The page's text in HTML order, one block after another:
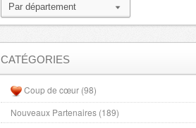
Meuse - 55000 , (fr)
Morbihan
Moselle - 57000 , (fr)
Nievre - 58000 , (fr)
Nord - 59000 , (fr)
Alpes Maritimes - 6000 , (fr)
CATÉGORIES
Coup de cœur (98)
Nouveaux Partenaires (189)